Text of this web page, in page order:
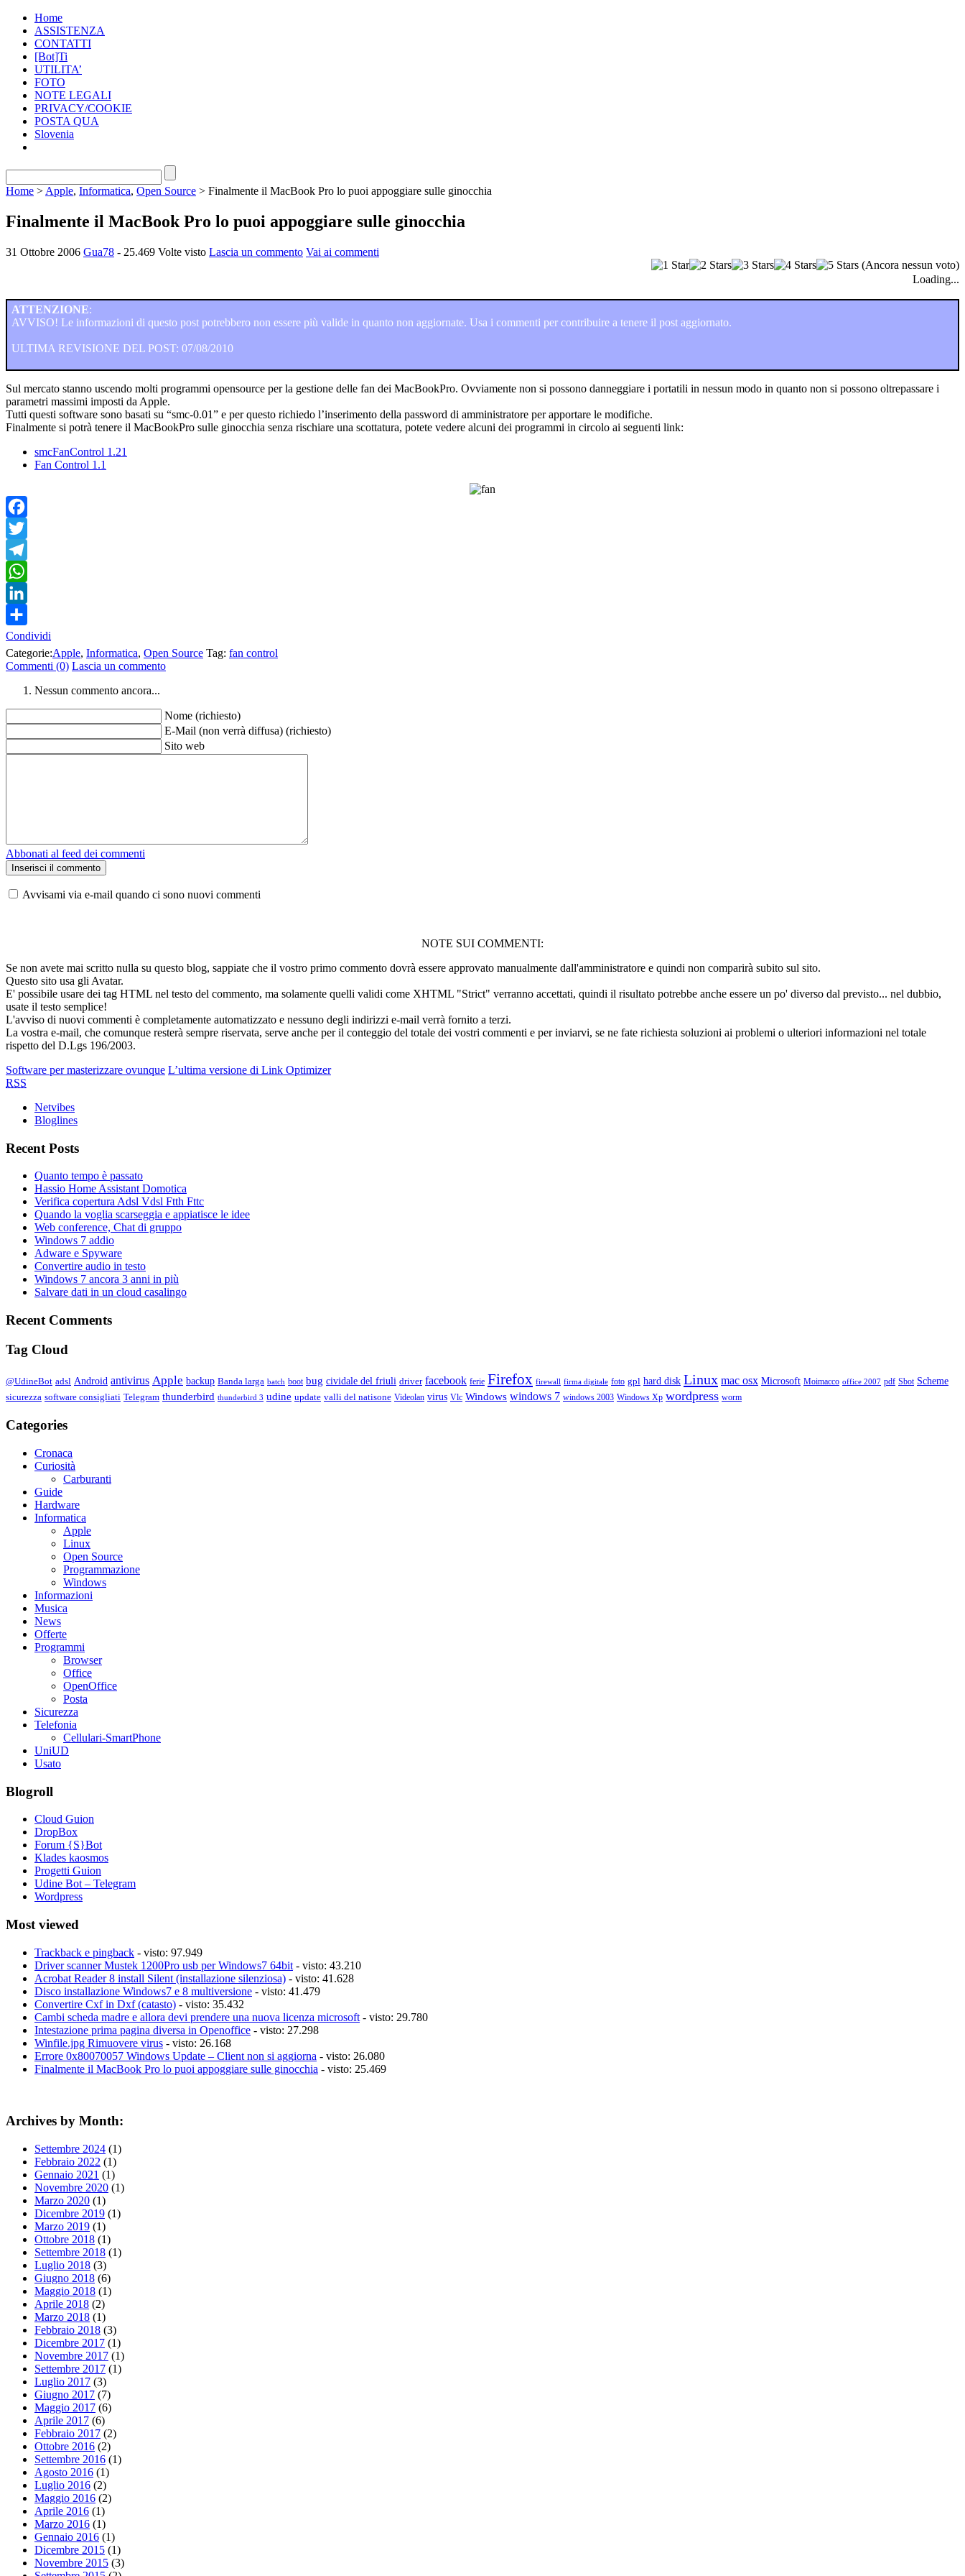
Home
ASSISTENZA
CONTATTI
[Bot]Ti
UTILITA’
FOTO
NOTE LEGALI
PRIVACY/COOKIE
POSTA QUA
Slovenia
Home > Apple, Informatica, Open Source > Finalmente il MacBook Pro lo puoi appoggiare sulle ginocchia
Finalmente il MacBook Pro lo puoi appoggiare sulle ginocchia
31 Ottobre 2006 Gua78 - 25.469 Volte visto Lascia un commento Vai ai commenti
(Ancora nessun voto)
Loading...
ATTENZIONE:
AVVISO! Le informazioni di questo post potrebbero non essere più valide in quanto non aggiornate. Usa i commenti per contribuire a tenere il post aggiornato.
ULTIMA REVISIONE DEL POST: 07/08/2010
Sul mercato stanno uscendo molti programmi opensource per la gestione delle fan dei MacBookPro. Ovviamente non si possono danneggiare i portatili in nessun modo in quanto non si possono oltrepassare i
parametri massimi imposti da Apple.
Tutti questi software sono basati su “smc-0.01” e per questo richiedo l’inserimento della password di amministratore per apportare le modifiche.
Finalmente si potrà tenere il MacBookPro sulle ginocchia senza rischiare una scottatura, potete vedere alcuni dei programmi in circolo ai seguenti link:
smcFanControl 1.21
Fan Control 1.1
Facebook
Twitter
Telegram
WhatsApp
LinkedIn
Condividi
Categorie:Apple, Informatica, Open Source Tag: fan control
Commenti (0) Lascia un commento
Nessun commento ancora...
Nome (richiesto)
E-Mail (non verrà diffusa) (richiesto)
Sito web
Abbonati al feed dei commenti
Avvisami via e-mail quando ci sono nuovi commenti
NOTE SUI COMMENTI:
Se non avete mai scritto nulla su questo blog, sappiate che il vostro primo commento dovrà essere approvato manualmente dall'amministratore e quindi non comparirà subito sul sito.
Questo sito usa gli Avatar.
E' possibile usare dei tag HTML nel testo del commento, ma solamente quelli validi come XHTML "Strict" verranno accettati, quindi il risultato potrebbe anche essere un po' diverso dal previsto... nel dubbio,
usate il testo semplice!
L'avviso di nuovi commenti è completamente automatizzato e nessuno degli indirizzi e-mail verrà fornito a terzi.
La vostra e-mail, che comunque resterà sempre riservata, serve anche per il conteggio del totale dei vostri commenti e per inviarvi, se ne fate richiesta soluzioni ai problemi o ulteriori informazioni nel totale
rispetto del D.Lgs 196/2003.
Software per masterizzare ovunque L’ultima versione di Link Optimizer
RSS
Netvibes
Bloglines
Recent Posts
Quanto tempo è passato
Hassio Home Assistant Domotica
Verifica copertura Adsl Vdsl Ftth Fttc
Quando la voglia scarseggia e appiatisce le idee
Web conference, Chat di gruppo
Windows 7 addio
Adware e Spyware
Convertire audio in testo
Windows 7 ancora 3 anni in più
Salvare dati in un cloud casalingo
Recent Comments
Tag Cloud
@UdineBot adsl Android antivirus Apple backup Banda larga batch boot bug cividale del friuli driver facebook ferie Firefox firewall firma digitale foto gpl hard disk Linux mac osx Microsoft Moimacco office 2007 pdf Sbot Scheme
sicurezza software consigliati Telegram thunderbird thunderbird 3 udine update valli del natisone Videolan virus Vlc Windows windows 7 windows 2003 Windows Xp wordpress worm
Categories
Cronaca
Curiosità
Carburanti
Guide
Hardware
Informatica
Apple
Linux
Open Source
Programmazione
Windows
Informazioni
Musica
News
Offerte
Programmi
Browser
Office
OpenOffice
Posta
Sicurezza
Telefonia
Cellulari-SmartPhone
UniUD
Usato
Blogroll
Cloud Guion
DropBox
Forum {S}Bot
Klades kaosmos
Progetti Guion
Udine Bot – Telegram
Wordpress
Most viewed
Trackback e pingback - visto: 97.949
Driver scanner Mustek 1200Pro usb per Windows7 64bit - visto: 43.210
Acrobat Reader 8 install Silent (installazione silenziosa) - visto: 41.628
Disco installazione Windows7 e 8 multiversione - visto: 41.479
Convertire Cxf in Dxf (catasto) - visto: 35.432
Cambi scheda madre e allora devi prendere una nuova licenza microsoft - visto: 29.780
Intestazione prima pagina diversa in Openoffice - visto: 27.298
Winfile.jpg Rimuovere virus - visto: 26.168
Errore 0x80070057 Windows Update – Client non si aggiorna - visto: 26.080
Finalmente il MacBook Pro lo puoi appoggiare sulle ginocchia - visto: 25.469
Archives by Month:
Settembre 2024 (1)
Febbraio 2022 (1)
Gennaio 2021 (1)
Novembre 2020 (1)
Marzo 2020 (1)
Dicembre 2019 (1)
Marzo 2019 (1)
Ottobre 2018 (1)
Settembre 2018 (1)
Luglio 2018 (3)
Giugno 2018 (6)
Maggio 2018 (1)
Aprile 2018 (2)
Marzo 2018 (1)
Febbraio 2018 (3)
Dicembre 2017 (1)
Novembre 2017 (1)
Settembre 2017 (1)
Luglio 2017 (3)
Giugno 2017 (7)
Maggio 2017 (6)
Aprile 2017 (6)
Febbraio 2017 (2)
Ottobre 2016 (2)
Settembre 2016 (1)
Agosto 2016 (1)
Luglio 2016 (2)
Maggio 2016 (2)
Aprile 2016 (1)
Marzo 2016 (1)
Gennaio 2016 (1)
Dicembre 2015 (1)
Novembre 2015 (3)